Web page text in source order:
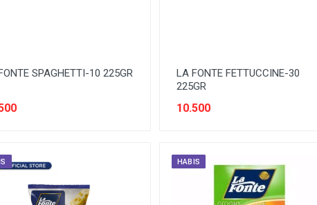
SPAGHETTI-10 225GR
LA FONTE FETTUCCINE-30
225GR
10.500
HABIS